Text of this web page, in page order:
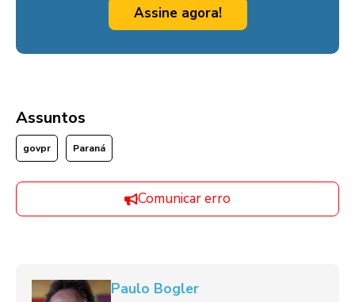
Assine agora!
Assuntos
govpr Paraná
Comunicar erro
Paulo Bogler